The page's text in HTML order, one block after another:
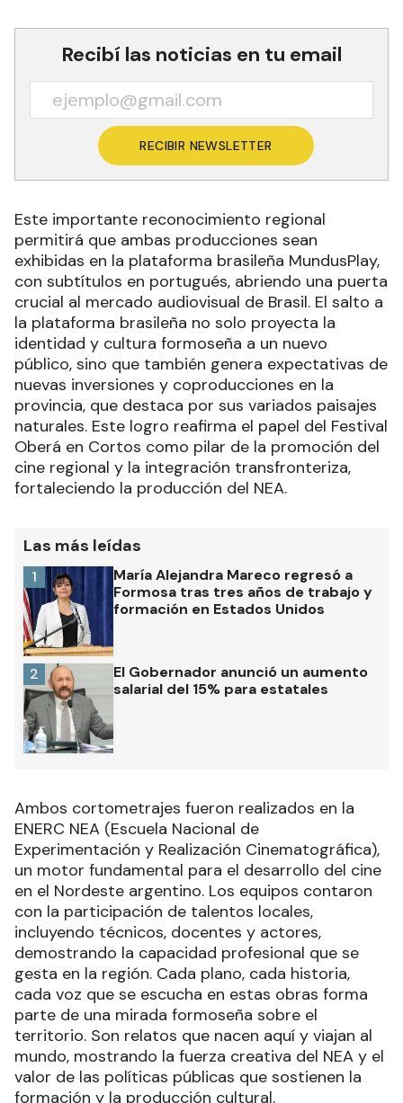
Recibí las noticias en tu email
RECIBIR NEWSLETTER
Este importante reconocimiento regional
permitirá que ambas producciones sean
exhibidas en la plataforma brasileña MundusPlay,
con subtítulos en portugués, abriendo una puerta
crucial al mercado audiovisual de Brasil. El salto a
la plataforma brasileña no solo proyecta la
identidad y cultura formoseña a un nuevo
público, sino que también genera expectativas de
nuevas inversiones y coproducciones en la
provincia, que destaca por sus variados paisajes
naturales. Este logro reafirma el papel del Festival
Oberá en Cortos como pilar de la promoción del
cine regional y la integración transfronteriza,
fortaleciendo la producción del NEA.
Las más leídas
María Alejandra Mareco regresó a
Formosa tras tres años de trabajo y
formación en Estados Unidos
1
El Gobernador anunció un aumento
salarial del 15% para estatales
2
Ambos cortometrajes fueron realizados en la
ENERC NEA (Escuela Nacional de
Experimentación y Realización Cinematográfica),
un motor fundamental para el desarrollo del cine
en el Nordeste argentino. Los equipos contaron
con la participación de talentos locales,
incluyendo técnicos, docentes y actores,
demostrando la capacidad profesional que se
gesta en la región. Cada plano, cada historia,
cada voz que se escucha en estas obras forma
parte de una mirada formoseña sobre el
territorio. Son relatos que nacen aquí y viajan al
mundo, mostrando la fuerza creativa del NEA y el
valor de las políticas públicas que sostienen la
formación y la producción cultural.